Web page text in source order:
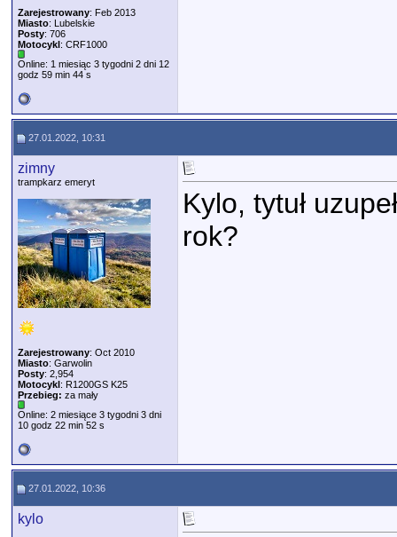
Zarejestrowany: Feb 2013
Miasto: Lubelskie
Posty: 706
Motocykl: CRF1000
Online: 1 miesiąc 3 tygodni 2 dni 12
godz 59 min 44 s
27.01.2022, 10:31
zimny
trampkarz emeryt
Zarejestrowany: Oct 2010
Miasto: Garwolin
Posty: 2,954
Motocykl: R1200GS K25
Przebieg: za mały
Online: 2 miesiące 3 tygodni 3 dni
10 godz 22 min 52 s
Kylo, tytuł
rok?
27.01.2022, 10:36
kylo